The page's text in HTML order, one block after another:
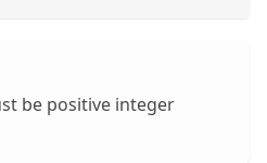
be positive integer